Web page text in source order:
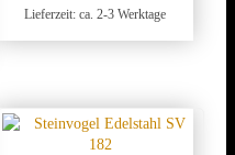
Lieferzeit: ca. 2-3 Werktage